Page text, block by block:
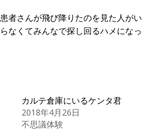
者さんが飛び降りたのを見た人がい
なくてみんなで探し回るハメになっ
カルテ倉庫にいるケンタ君
2018年4月26日
不思議体験